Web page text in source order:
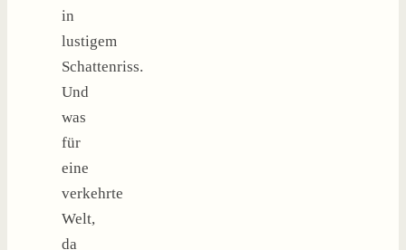
in
lustigem
Schattenriss.
Und
was
für
eine
verkehrte
Welt,
da